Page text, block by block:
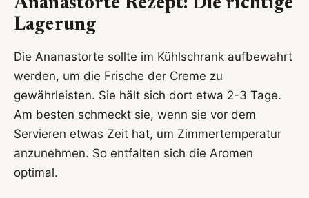
Lagerung
Die Ananastorte sollte im Kühlschrank aufbewahrt
werden, um die Frische der Creme zu
gewährleisten. Sie hält sich dort etwa 2-3 Tage.
Am besten schmeckt sie, wenn sie vor dem
Servieren etwas Zeit hat, um Zimmertemperatur
anzunehmen. So entfalten sich die Aromen
optimal.